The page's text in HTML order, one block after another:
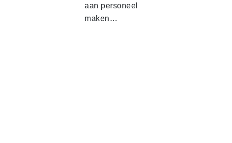
aan personeel
maken…